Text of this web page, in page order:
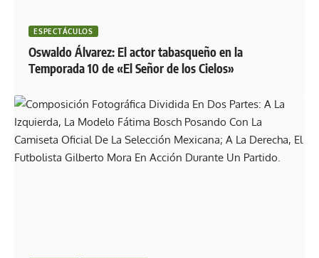
ESPECTÁCULOS
Oswaldo Álvarez: El actor tabasqueño en la
Temporada 10 de «El Señor de los Cielos»